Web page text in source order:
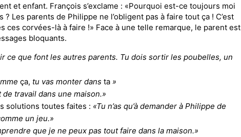
et enfant. François s’exclame : «Pourquoi est-ce toujours moi
Les parents de Philippe ne l’obligent pas à faire tout ça ! C’est
ces corvées-là à faire !» Face à une telle remarque, le parent est
bloquants.
ce que font les autres parents. Tu dois sor­tir les poubelles, un
ça, tu vas monter dans ta »
de travail dans une maison.»
solutions toutes faites : «Tu n’as qu’à de­mander à Philippe de
un jeu.»
que je ne peux pas tout faire dans la maison.»